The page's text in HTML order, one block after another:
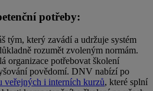
potřeby:
tým, který zavádí a udržuje systém
rozumět zvoleným normám.
organizace potřebovat školení
povědomí. DNV nabízí po
veřejných i interních kurzů, které splní